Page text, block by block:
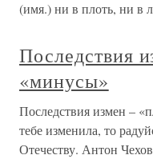
(имя.) ни в плоть, ни в
Последствия
«минусы»
Последствия измен –
тебе изменила, то
Отечеству. Антон